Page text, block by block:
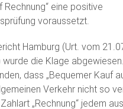
Rechnung“ eine positive
voraussetzt.
Hamburg (Urt. vom
die Klage abgewiesen.
dass „Bequemer Kauf
Verkehr nicht so
„Rechnung“ jedem